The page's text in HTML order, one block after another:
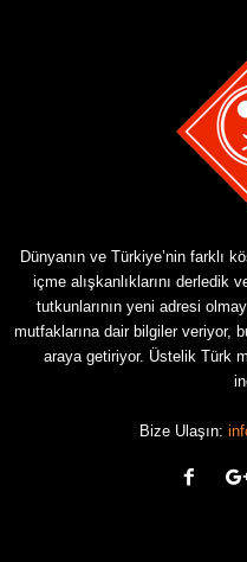
Dünyanın ve Türkiye’nin farklı
içme alışkanlıklarını derledik
tutkunlarının yeni adresi
mutfaklarına dair bilgiler veriyor,
araya getiriyor. Üstelik Türk
Bize Ulaşın: